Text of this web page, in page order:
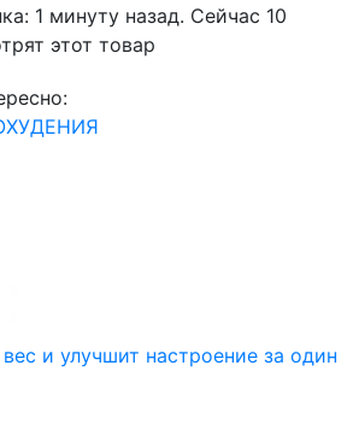
1 минуту назад. Сейчас 10
этот товар
и улучшит настроение за один